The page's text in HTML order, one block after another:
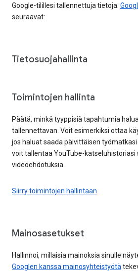
Google-tilillesi tallennettuja tietoja.
seuraavat:
Tietosuojahallinta
Toimintojen hallinta
Päätä, minkä tyyppisiä tapahtumia
tallennettavan. Voit esimerkiksi ottaa
jos haluat saada päivittäisen
voit tallentaa YouTube-katseluhistoriasi
videoehdotuksia.
Siirry toimintojen hallintaan
Mainosasetukset
Hallinnoi, millaisia mainoksia sinulle
Googlen kanssa mainosyhteistyötä